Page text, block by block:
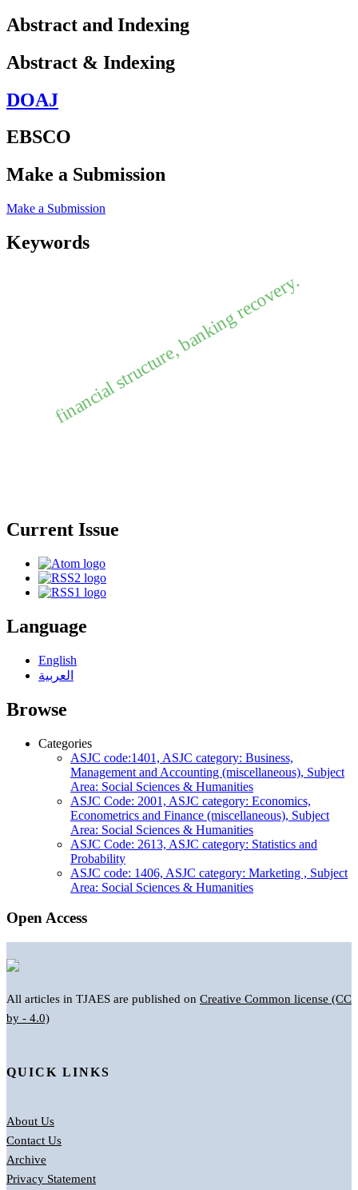
Abstract and Indexing
Abstract & Indexing
DOAJ
EBSCO
Make a Submission
Make a Submission
Keywords
financial structure, banking recovery.
Current Issue
Language
English
العربية
Browse
Categories
ASJC code:1401, ASJC category: Business,
Management and Accounting (miscellaneous), Subject
Area: Social Sciences & Humanities
ASJC Code: 2001, ASJC category: Economics,
Econometrics and Finance (miscellaneous), Subject
Area: Social Sciences & Humanities
ASJC Code: 2613, ASJC category: Statistics and
Probability
ASJC code: 1406, ASJC category: Marketing , Subject
Area: Social Sciences & Humanities
Open Access
All articles in TJAES are published on Creative Common license (CC
by - 4.0)
QUICK LINKS
About Us
Contact Us
Archive
Privacy Statement